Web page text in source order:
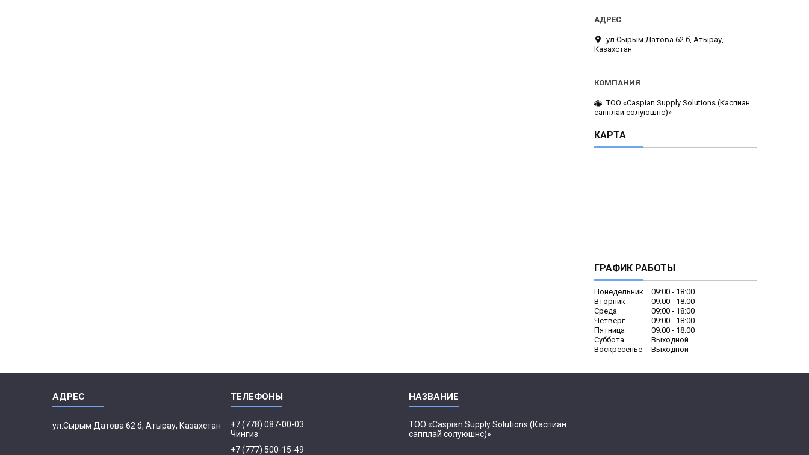
ул.Сырым Датова 62 б, Атырау,
Казахстан
ТОО «Caspian Supply Solutions (Каспиан
сапплай солуюшнс)»
КАРТА
ГРАФИК РАБОТЫ
Понедельник 09:00
18:00
Вторник
09:00
18:00
Среда
09:00
18:00
Четверг
09:00
18:00
Пятница
09:00
18:00
Суббота
Выходной
Воскресенье
Выходной
ул.Сырым Датова 62 б, Атырау, Казахстан
+7 (778) 087-00-03
Чингиз
+7 (777) 500-15-49
ТОО «Caspian Supply Solutions (Каспиан
сапплай солуюшнс)»